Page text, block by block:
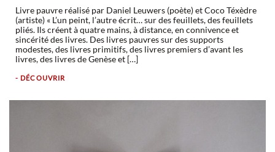
Livre pauvre réalisé par Daniel Leuwers (poète) et Coco Téxèdre
(artiste) « L’un peint, l’autre écrit… sur des feuillets, des feuillets
pliés. Ils créent à quatre mains, à distance, en connivence et
sincérité des livres. Des livres pauvres sur des supports
modestes, des livres primitifs, des livres premiers d’avant les
livres, des livres de Genèse et […]
- DÉCOUVRIR